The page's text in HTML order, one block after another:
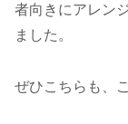
者向きにアレン
ました。
ぜひこちらも、